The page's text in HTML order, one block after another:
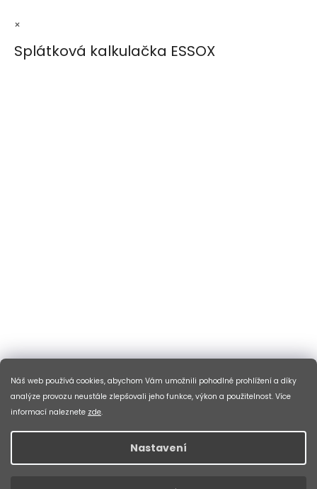
Náš web používá cookies, abychom Vám umožnili pohodlné prohlížení a díky
analýze provozu neustále zlepšovali jeho funkce, výkon a použitelnost. Více
informací naleznete zde.
Nastavení
×
Splátková kalkulačka ESSOX